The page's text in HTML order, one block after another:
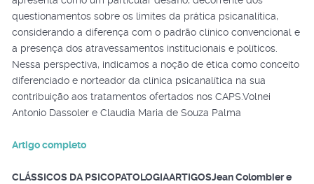
questionamentos sobre os limites da prática psicanalítica,
considerando a diferença com o padrão clínico convencional e
a presença dos atravessamentos institucionais e políticos.
Nessa perspectiva, indicamos a noção de ética como conceito
diferenciado e norteador da clínica psicanalítica na sua
contribuição aos tratamentos ofertados nos CAPS.Volnei
Antonio Dassoler e Claudia Maria de Souza Palma
Artigo completo
CLÁSSICOS DA PSICOPATOLOGIAARTIGOSJean Colombier e